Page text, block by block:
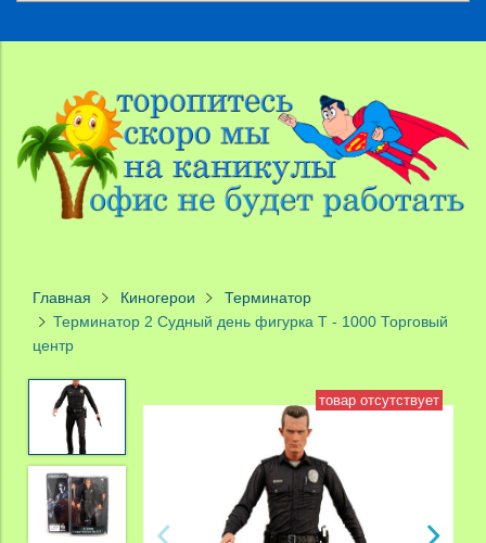
Главная Киногерои
Терминатор
Терминатор 2 Судный день фигурка T - 1000 Торговый
центр
товар отсутствует